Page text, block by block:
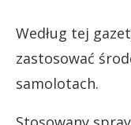
Według tej
zastosować
samolotach.